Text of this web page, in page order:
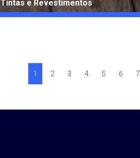
Tintas e Revestimentos
1 2 3 4 5 6 7